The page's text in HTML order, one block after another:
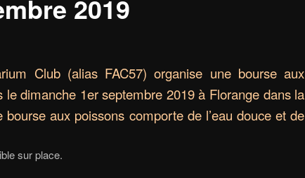
2019
Club (alias FAC57) organise une bourse aux
le dimanche 1er septembre 2019 à Florange dans la
bourse aux poissons comporte de l’eau douce et de
sur place.